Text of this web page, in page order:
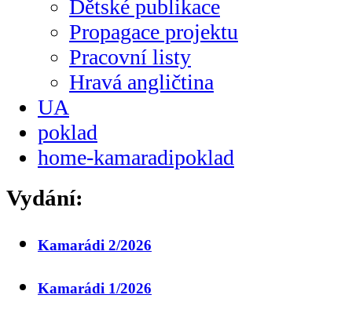
Dětské publikace
Propagace projektu
Pracovní listy
Hravá angličtina
UA
poklad
home-kamaradipoklad
Vydání:
Kamarádi 2/2026
Kamarádi 1/2026